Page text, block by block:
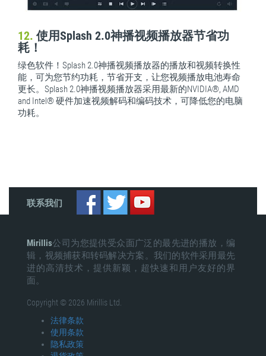
12. 使用Splash 2.0神播视频播放器节省功
耗！
绿色软件！Splash 2.0神播视频播放器的播放和视频转换性
能，可为您节约功耗，节省开支，让您视频播放电池寿命
更长。Splash 2.0神播视频播放器采用最新的NVIDIA®, AMD
and Intel® 硬件加速视频解码和编码技术，可降低您的电脑
功耗。
联系我们
Mirillis公司为您提供受众面广泛的最先进的播放，编
辑，视频捕获和转码解决方案。我们的软件采用最先
进的高清技术，提供新颖，超快速和用户友好的界
面。
Copyright © 2026 Mirillis Ltd.
法律条款
使用条款
隐私政策